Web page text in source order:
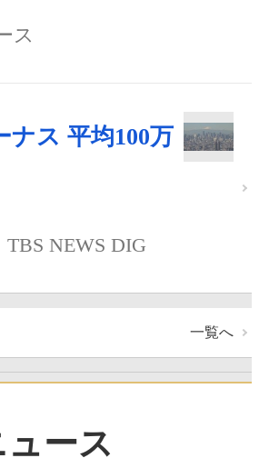
ス
ナス 平均100万
TBS NEWS DIG
一覧へ
ース